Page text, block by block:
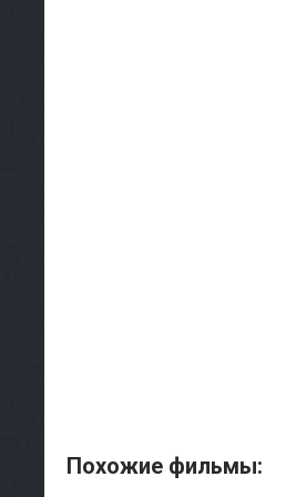
Похожие фильмы: